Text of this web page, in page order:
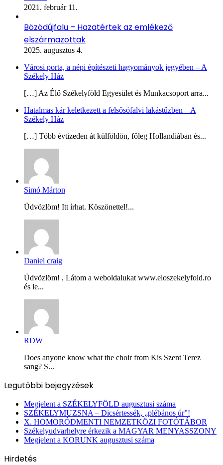
2021. február 11.
Bözödújfalu – Hazatértek az emlékező
elszármazottak
2025. augusztus 4.
Városi porta, a népi építészeti hagyományok jegyében – A
Székely Ház
[…] Az Élő Székelyföld Egyesület és Munkacsoport arra...
Hatalmas kár keletkezett a felsősófalvi lakástűzben – A
Székely Ház
[…] Több évtizeden át külföldön, főleg Hollandiában és...
Simó Márton
Üdvözlöm! Itt írhat. Köszönettel!...
Daniel craig
Üdvözlöm! , Látom a weboldalukat www.eloszekelyfold.ro
és le...
RDW
Does anyone know what the choir from Kis Szent Terez
sang? Ș...
Legutóbbi bejegyzések
Megjelent a SZÉKELYFÖLD augusztusi száma
SZÉKELYMUZSNA – Dicsértessék, „plébános úr”!
X. HOMORÓDMENTI NEMZETKÖZI FOTÓTÁBOR
Székelyudvarhelyre érkezik a MAGYAR MENYASSZONY
Megjelent a KORUNK augusztusi száma
Hirdetés